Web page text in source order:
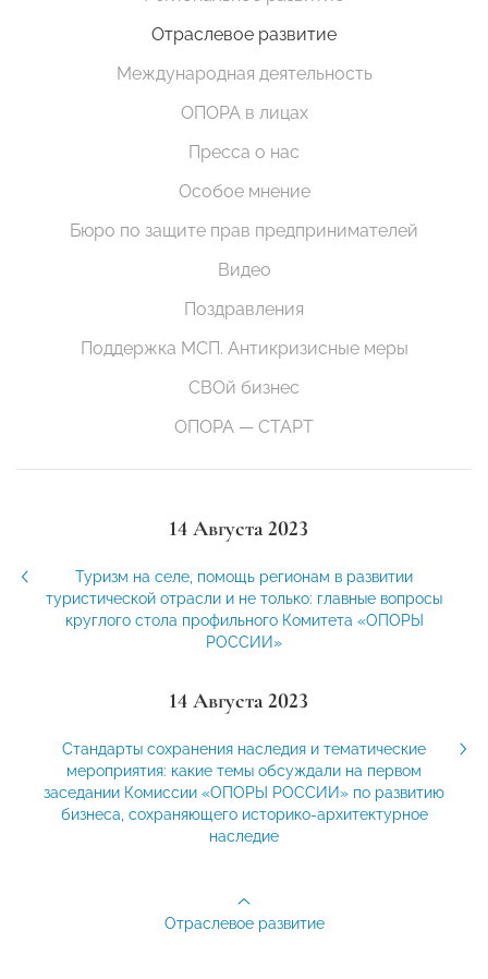
Отраслевое развитие
Международная деятельность
ОПОРА в лицах
Пресса о нас
Особое мнение
Бюро по защите прав предпринимателей
Видео
Поздравления
Поддержка МСП. Антикризисные меры
СВОй бизнес
ОПОРА — СТАРТ
14 Августа 2023
Туризм на селе, помощь регионам в развитии
туристической отрасли и не только: главные вопросы
круглого стола профильного Комитета «ОПОРЫ
РОССИИ»
14 Августа 2023
Стандарты сохранения наследия и тематические
мероприятия: какие темы обсуждали на первом
заседании Комиссии «ОПОРЫ РОССИИ» по развитию
бизнеса, сохраняющего историко-архитектурное
наследие
Отраслевое развитие